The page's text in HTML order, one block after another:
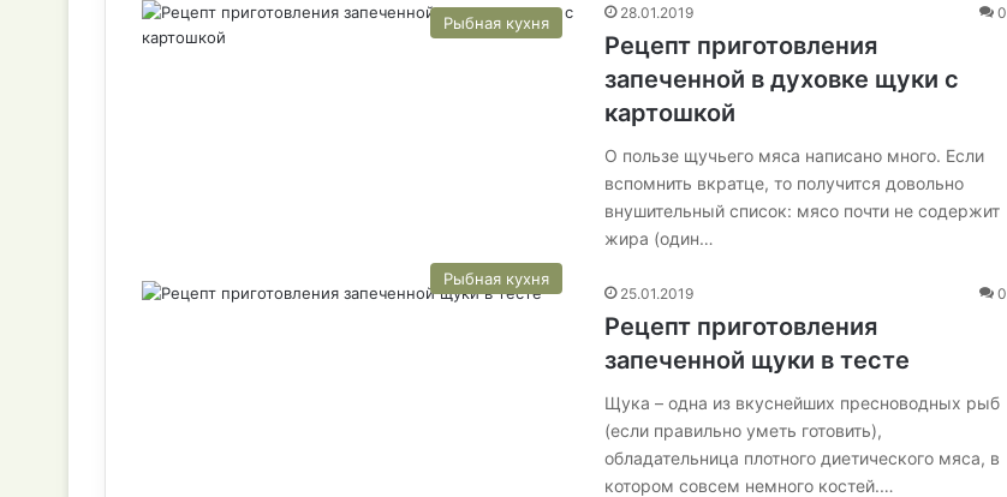
Рыбная кухня
28.01.2019 0
Рецепт приготовления
запеченной в духовке щуки с
картошкой
О пользе щучьего мяса написано много. Если
вспомнить вкратце, то получится довольно
внушительный список: мясо почти не содержит
жира (один…
Рыбная кухня
25.01.2019 0
Рецепт приготовления
запеченной щуки в тесте
Щука – одна из вкуснейших пресноводных рыб
(если правильно уметь готовить),
обладательница плотного диетического мяса, в
котором совсем немного костей.…